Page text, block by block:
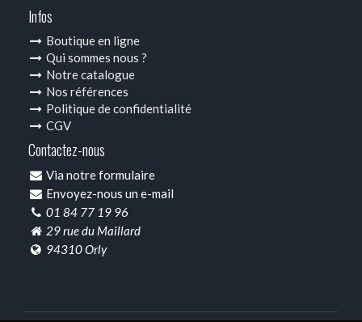
Infos
Boutique en ligne
Qui sommes nous ?
Notre catalogue
Nos références
Politique de confidentialité
CGV
Contactez-nous
Via notre formulaire
Envoyez-nous un e-mail
01 84 77 19 96
29 rue du Maillard
94310 Orly